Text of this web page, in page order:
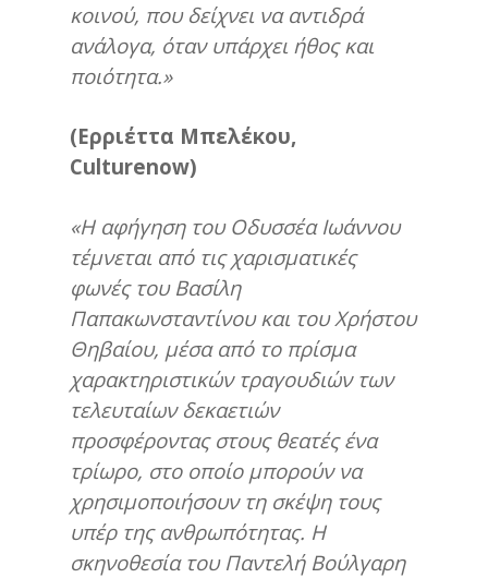
κοινού, που δείχνει να αντιδρά
ανάλογα, όταν υπάρχει ήθος και
ποιότητα.»
(Ερριέττα Μπελέκου,
Culturenow)
«Η αφήγηση του Οδυσσέα Ιωάννου
τέμνεται από τις χαρισματικές
φωνές του Βασίλη
Παπακωνσταντίνου και του Χρήστου
Θηβαίου, μέσα από το πρίσμα
χαρακτηριστικών τραγουδιών των
τελευταίων δεκαετιών
προσφέροντας στους θεατές ένα
τρίωρο, στο οποίο μπορούν να
χρησιμοποιήσουν τη σκέψη τους
υπέρ της ανθρωπότητας. Η
σκηνοθεσία του Παντελή Βούλγαρη